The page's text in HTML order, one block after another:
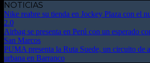
NOTICIAS
Nike reabre su tienda en Jockey Plaza con el
2.0
Airbag se presenta en Perú con un esperado
San Marcos
PUMA presenta la Ruta Suede, un circuito de
urbana en Barranco